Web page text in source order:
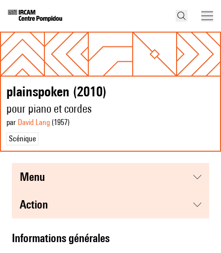
plainspoken (2010)
pour piano et cordes
par David Lang (1957)
Scénique
menu
action
informations générales